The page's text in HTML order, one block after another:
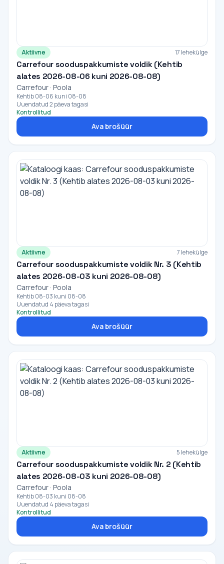
Aktiivne 17 lehekülge
Carrefour sooduspakkumiste voldik (Kehtib
alates 2026-08-06 kuni 2026-08-08)
Carrefour · Poola
Kehtib 08-06 kuni 08-08
Uuendatud 2 päeva tagasi
Kontrollitud
Ava brošüür
Aktiivne 7 lehekülge
Carrefour sooduspakkumiste voldik Nr. 3 (Kehtib
alates 2026-08-03 kuni 2026-08-08)
Carrefour · Poola
Kehtib 08-03 kuni 08-08
Uuendatud 4 päeva tagasi
Kontrollitud
Ava brošüür
Aktiivne 5 lehekülge
Carrefour sooduspakkumiste voldik Nr. 2 (Kehtib
alates 2026-08-03 kuni 2026-08-08)
Carrefour · Poola
Kehtib 08-03 kuni 08-08
Uuendatud 4 päeva tagasi
Kontrollitud
Ava brošüür